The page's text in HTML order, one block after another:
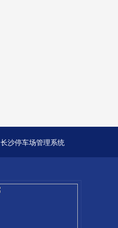
长沙停车场管理系统